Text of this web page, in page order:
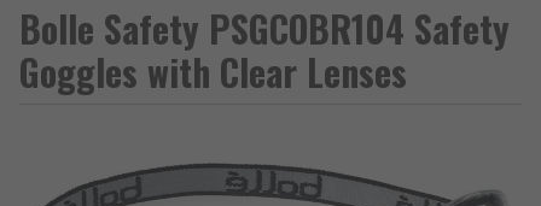
Bolle Safety PSGCOBR104 Safety
Goggles with Clear Lenses